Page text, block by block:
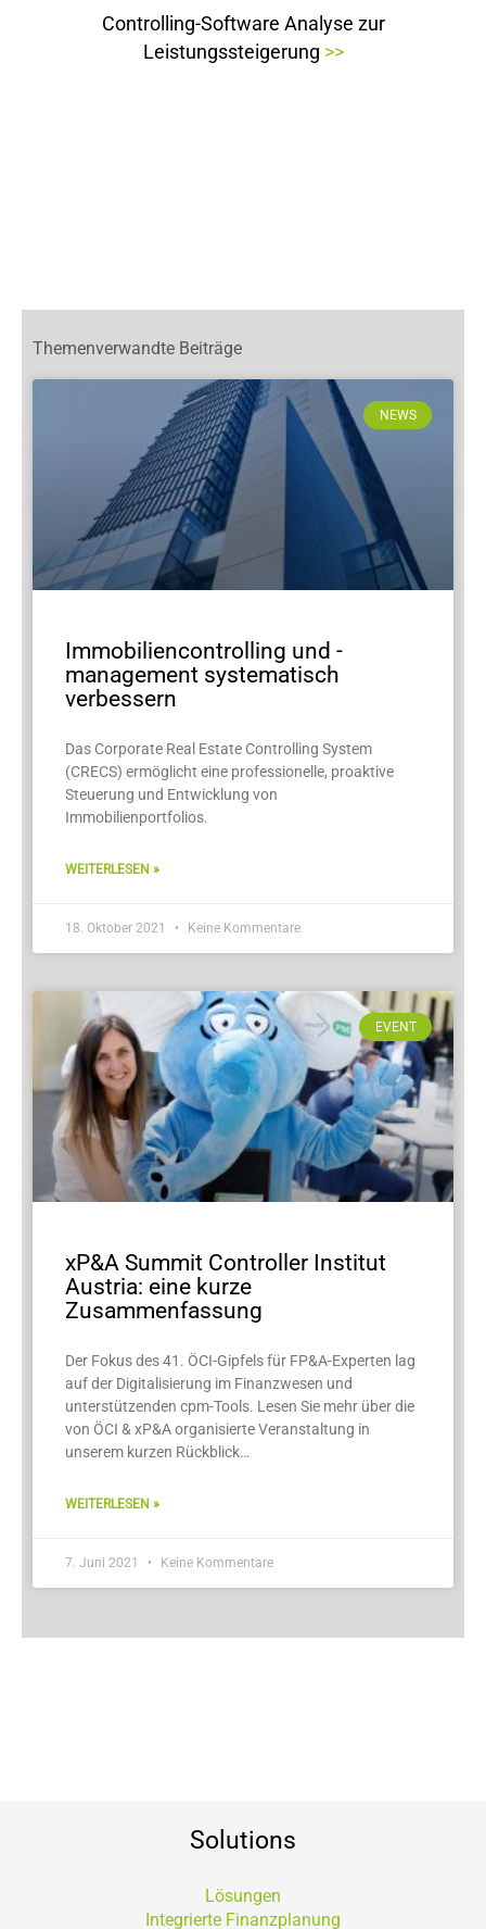
Controlling-Software Analyse zur
Leistungssteigerung >>
Themenverwandte Beiträge
NEWS
Immobiliencontrolling und -
management systematisch
verbessern
Das Corporate Real Estate Controlling System
(CRECS) ermöglicht eine professionelle, proaktive
Steuerung und Entwicklung von
Immobilienportfolios.
WEITERLESEN »
18. Oktober 2021 Keine Kommentare
EVENT
xP&A Summit Controller Institut
Austria: eine kurze
Zusammenfassung
Der Fokus des 41. ÖCI-Gipfels für FP&A-Experten lag
auf der Digitalisierung im Finanzwesen und
unterstützenden cpm-Tools. Lesen Sie mehr über die
von ÖCI & xP&A organisierte Veranstaltung in
unserem kurzen Rückblick…
WEITERLESEN »
7. Juni 2021 Keine Kommentare
Solutions
Lösungen
Integrierte Finanzplanung